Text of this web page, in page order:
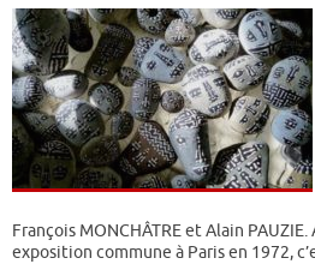
François MONCHÂTRE et Alain
exposition commune à Paris en 1972,